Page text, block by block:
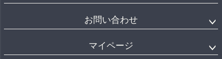
お問い合わせ
マイページ